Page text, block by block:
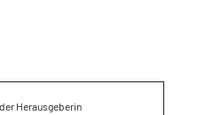
Herausgeberin